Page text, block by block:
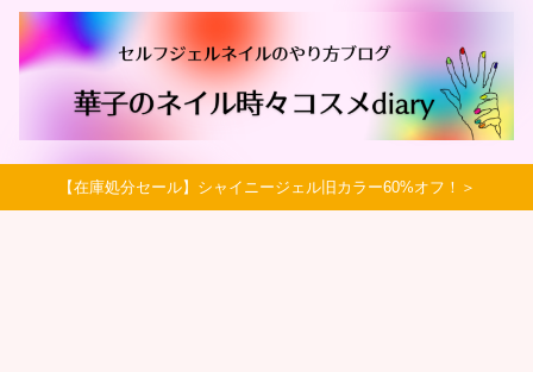
【在庫処分セール】シャイニージェル旧カラー60%オフ！＞